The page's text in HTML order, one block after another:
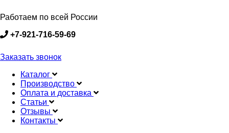
Работаем по всей России
+7-921-716-59-69
Заказать звонок
Main
navigation
Каталог
Производство
Оплата и доставка
Статьи
Отзывы
Контакты